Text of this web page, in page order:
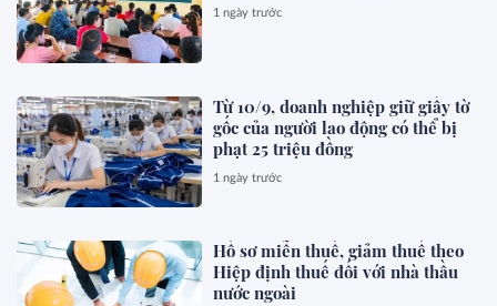
1 ngày trước
Từ 10/9, doanh nghiệp giữ giấy tờ
gốc của người lao động có thể bị
phạt 25 triệu đồng
1 ngày trước
Hồ sơ miễn thuế, giảm thuế theo
Hiệp định thuế đối với nhà thầu
nước ngoài